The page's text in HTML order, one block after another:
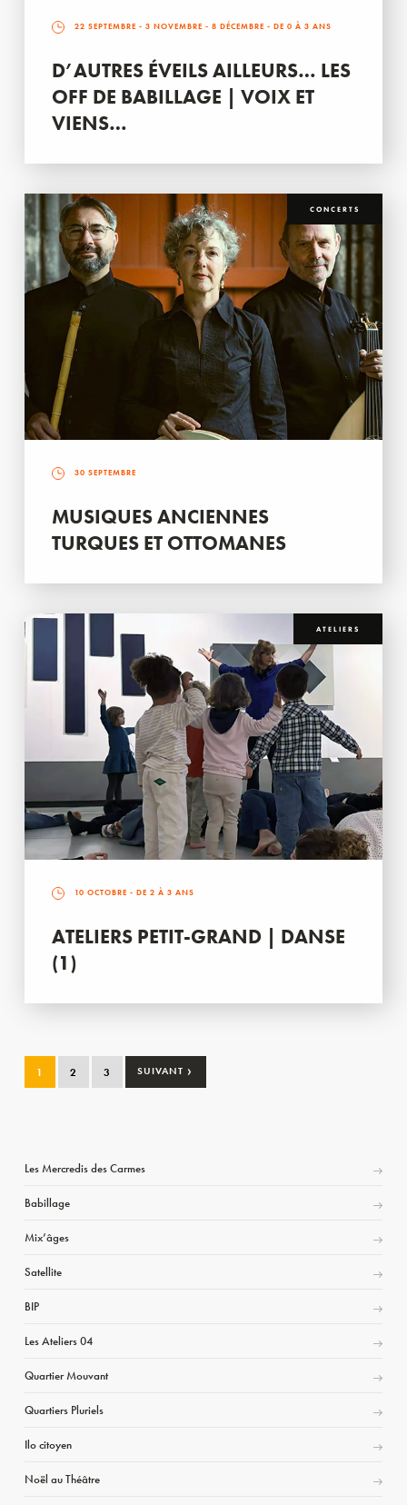
22 SEPTEMBRE - 3 NOVEMBRE - 8 DÉCEMBRE - DE 0 À 3 ANS
D’AUTRES ÉVEILS AILLEURS… LES
OFF DE BABILLAGE | VOIX ET
VIENS…
CONCERTS
30 SEPTEMBRE
MUSIQUES ANCIENNES
TURQUES ET OTTOMANES
ATELIERS
10 OCTOBRE - DE 2 À 3 ANS
ATELIERS PETIT-GRAND | DANSE
(1)
1 2 3 SUIVANT ›
Les Mercredis des Carmes
Babillage
Mix’âges
Satellite
BIP
Les Ateliers 04
Quartier Mouvant
Quartiers Pluriels
Ilo citoyen
Noël au Théâtre